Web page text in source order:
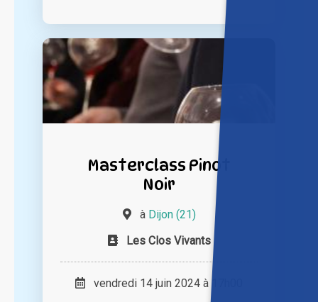
Masterclass Pinot
Noir
à Dijon (21)
Les Clos Vivants
vendredi 14 juin 2024 à 17h00